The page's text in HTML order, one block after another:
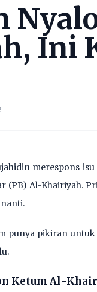
Ini
merespons
(PB) Al-Khairiyah.
punya pikiran
Ketum Al-